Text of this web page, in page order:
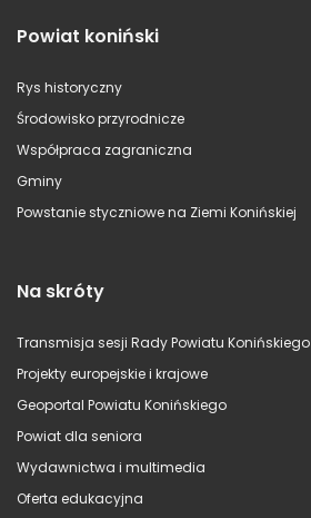
Powiat koniński
Rys historyczny
Środowisko przyrodnicze
Współpraca zagraniczna
Gminy
Powstanie styczniowe na Ziemi Konińskiej
Na skróty
Transmisja sesji Rady Powiatu Konińskiego
Projekty europejskie i krajowe
Geoportal Powiatu Konińskiego
Powiat dla seniora
Wydawnictwa i multimedia
Oferta edukacyjna